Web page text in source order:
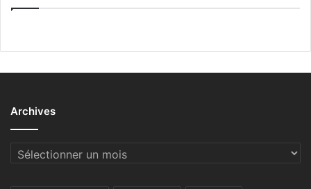
Archives
Archives